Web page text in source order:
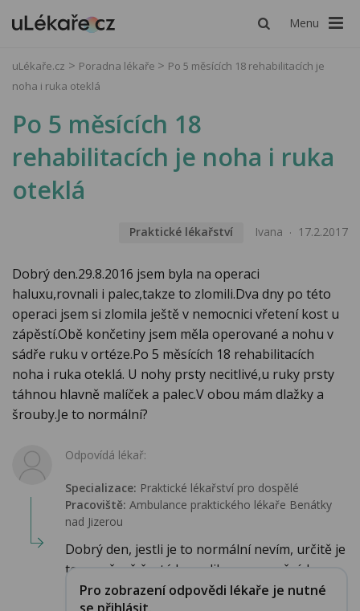
Menu
uLékaře.cz Poradna lékaře
Po 5 měsících 18 rehabilitacích je
noha i ruka oteklá
Po 5 měsících 18
rehabilitacích je noha i ruka
oteklá
Praktické lékařství Ivana 17.2.2017
Dobrý den.29.8.2016 jsem byla na operaci
haluxu,rovnali i palec,takze to zlomili.Dva dny po této
operaci jsem si zlomila ještě v nemocnici vřetení kost u
zápěstí.Obě končetiny jsem měla operované a nohu v
sádře ruku v ortéze.Po 5 měsících 18 rehabilitacích
noha i ruka oteklá. U nohy prsty necitlivé,u ruky prsty
táhnou hlavně malíček a palec.V obou mám dlažky a
šrouby.Je to normální?
Odpovídá lékař:
Specializace: Praktické lékařství pro dospělé
Pracoviště: Ambulance praktického lékaře Benátky
nad Jizerou
Dobrý den, jestli je to normální nevím, určitě je
to poměrně častá komplikace operačních...
Pro zobrazení odpovědi lékaře je nutné